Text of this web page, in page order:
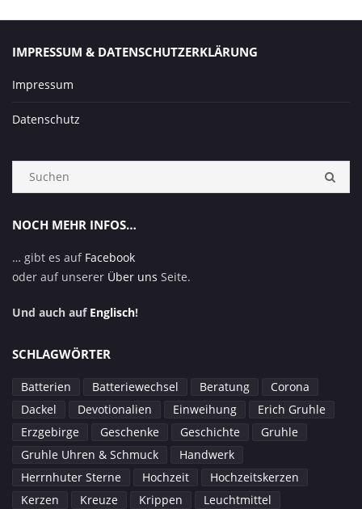
IMPRESSUM & DATENSCHUTZERKLÄRUNG
Impressum
Datenschutz
Suchen:
NOCH MEHR INFOS…
… gibt es auf Facebook
oder auf unserer Über uns Seite.
Und auch auf Englisch!
SCHLAGWÖRTER
Batterien Batteriewechsel Beratung
Corona
Dackel
Devotionalien Einweihung
Erich Gruhle
Erzgebirge
Geschenke Geschichte
Gruhle
Gruhle Uhren & Schmuck
Handwerk
Herrnhuter Sterne
Hochzeit
Hochzeitskerzen
Kerzen
Kreuze Krippen Leuchtmittel